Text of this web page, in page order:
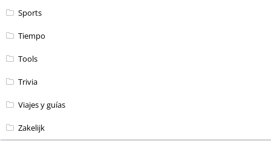
Sports
Tiempo
Tools
Trivia
Viajes y guías
Zakelijk